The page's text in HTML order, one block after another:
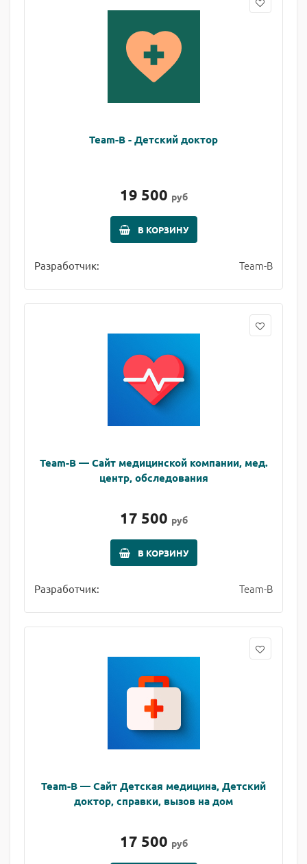
Team-B - Детский доктор
19 500 руб
В КОРЗИНУ
Разработчик: Team-B
Team-B — Сайт медицинской компании, мед.
центр, обследования
17 500 руб
В КОРЗИНУ
Разработчик: Team-B
Team-B — Сайт Детская медицина, Детский
доктор, справки, вызов на дом
17 500 руб